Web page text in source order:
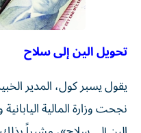
تحويل الين إلى سلاح
يقول يسبر كول، المدير
نجحت وزارة المالية